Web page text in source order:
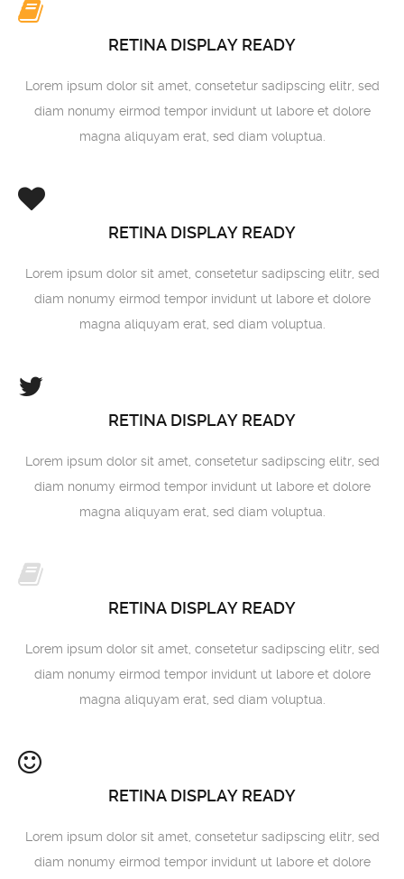
RETINA DISPLAY READY
Lorem ipsum dolor sit amet, consetetur sadipscing elitr, sed
diam nonumy eirmod tempor invidunt ut labore et dolore
magna aliquyam erat, sed diam voluptua.
RETINA DISPLAY READY
Lorem ipsum dolor sit amet, consetetur sadipscing elitr, sed
diam nonumy eirmod tempor invidunt ut labore et dolore
magna aliquyam erat, sed diam voluptua.
RETINA DISPLAY READY
Lorem ipsum dolor sit amet, consetetur sadipscing elitr, sed
diam nonumy eirmod tempor invidunt ut labore et dolore
magna aliquyam erat, sed diam voluptua.
RETINA DISPLAY READY
Lorem ipsum dolor sit amet, consetetur sadipscing elitr, sed
diam nonumy eirmod tempor invidunt ut labore et dolore
magna aliquyam erat, sed diam voluptua.
RETINA DISPLAY READY
Lorem ipsum dolor sit amet, consetetur sadipscing elitr, sed
diam nonumy eirmod tempor invidunt ut labore et dolore